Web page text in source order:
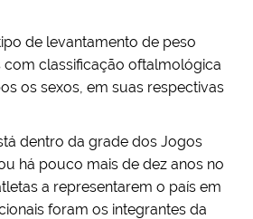
de levantamento de peso
classificação oftalmológica
os sexos, em suas respectivas
dentro da grade dos Jogos
há pouco mais de dez anos no
a representarem o país em
foram os integrantes da